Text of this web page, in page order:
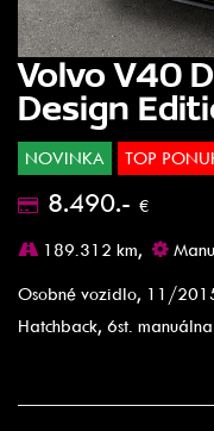
Volvo V40
Design
NOVINKA TOP
8.490.- €
189.312 km,
Osobné vozidlo, 11/
Hatchback, 6st. manuálna